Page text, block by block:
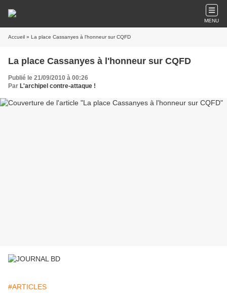
MENU
Accueil » La place Cassanyes à l'honneur sur CQFD
La place Cassanyes à l'honneur sur CQFD
Publié le 21/09/2010 à 00:26
Par L'archipel contre-attaque !
#ARTICLES